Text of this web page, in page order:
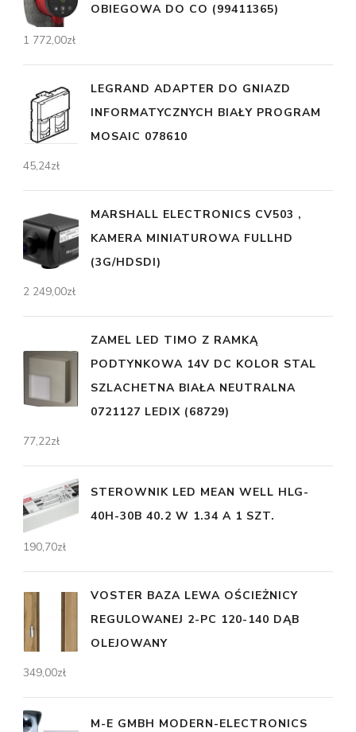
OBIEGOWA DO CO (99411365)
1 772,00zł
LEGRAND ADAPTER DO GNIAZD
INFORMATYCZNYCH BIAŁY PROGRAM
MOSAIC 078610
45,24zł
MARSHALL ELECTRONICS CV503 ,
KAMERA MINIATUROWA FULLHD
(3G/HDSDI)
2 249,00zł
ZAMEL LED TIMO Z RAMKĄ
PODTYNKOWA 14V DC KOLOR STAL
SZLACHETNA BIAŁA NEUTRALNA
0721127 LEDIX (68729)
77,22zł
STEROWNIK LED MEAN WELL HLG-
40H-30B 40.2 W 1.34 A 1 SZT.
190,70zł
VOSTER BAZA LEWA OŚCIEŻNICY
REGULOWANEJ 2-PC 120-140 DĄB
OLEJOWANY
349,00zł
M-E GMBH MODERN-ELECTRONICS